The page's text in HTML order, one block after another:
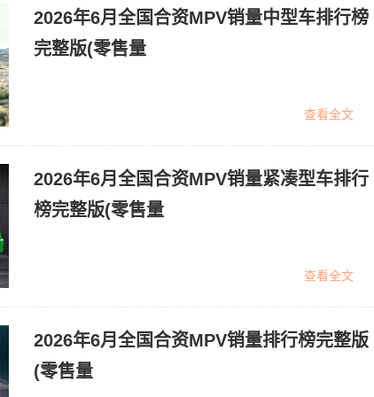
2026年6月全国合资MPV销量中型车排行榜
完整版(零售量
查看全文
2026年6月全国合资MPV销量紧凑型车排行
榜完整版(零售量
查看全文
2026年6月全国合资MPV销量排行榜完整版
(零售量